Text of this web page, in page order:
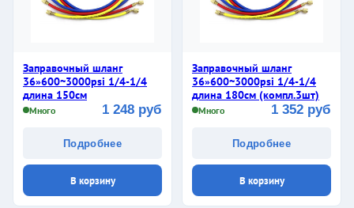
Заправочный шланг
36»600~3000psi 1/4-1/4
длина 150см
Много 1 248 руб
Подробнее
В корзину
Заправочный шланг
36»600~3000psi 1/4-1/4
длина 180см (компл.3шт)
Много 1 352 руб
Подробнее
В корзину